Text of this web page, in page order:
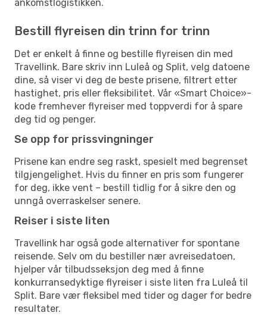
ankomstlogistikken.
Bestill flyreisen din trinn for trinn
Det er enkelt å finne og bestille flyreisen din med
Travellink. Bare skriv inn Luleå og Split, velg datoene
dine, så viser vi deg de beste prisene, filtrert etter
hastighet, pris eller fleksibilitet. Vår «Smart Choice»-
kode fremhever flyreiser med toppverdi for å spare
deg tid og penger.
Se opp for prissvingninger
Prisene kan endre seg raskt, spesielt med begrenset
tilgjengelighet. Hvis du finner en pris som fungerer
for deg, ikke vent – bestill tidlig for å sikre den og
unngå overraskelser senere.
Reiser i siste liten
Travellink har også gode alternativer for spontane
reisende. Selv om du bestiller nær avreisedatoen,
hjelper vår tilbudsseksjon deg med å finne
konkurransedyktige flyreiser i siste liten fra Luleå til
Split. Bare vær fleksibel med tider og dager for bedre
resultater.